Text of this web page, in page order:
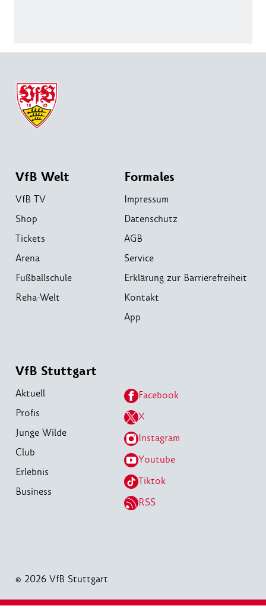
VfB Welt
VfB TV
Shop
Tickets
Arena
Fußballschule
Reha-Welt
Formales
Impressum
Datenschutz
AGB
Service
Erklärung zur Barrierefreiheit
Kontakt
App
VfB Stuttgart
Aktuell
Profis
Junge Wilde
Club
Erlebnis
Business
Facebook
X
Instagram
Youtube
Tiktok
RSS
© 2026 VfB Stuttgart